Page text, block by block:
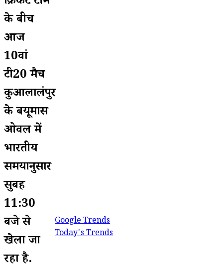
के बीच
आज
10वां
टी20 मैच
कुआलालंपुर
के बयूमास
ओवल में
भारतीय
समयानुसार
सुबह
11:30
बजे से
खेला जा
रहा है.
Google Trends
Today's Trends